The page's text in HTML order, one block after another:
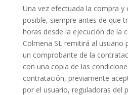
Una vez efectuada la compra y
posible, siempre antes de que
horas desde la ejecución de la
Colmena SL remitirá al
un comprobante de la
con una copia de las
contratación, previamente
por el usuario, reguladoras del